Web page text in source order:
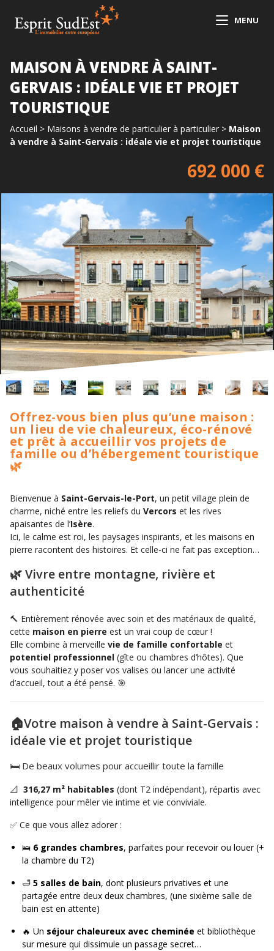
MENU
MAISON À VENDRE À SAINT-
GERVAIS : IDÉALE VIE ET PROJET
TOURISTIQUE
Accueil > Maisons à vendre de particulier à particulier > Maison
à vendre à Saint-Gervais : idéale vie et projet touristique
692 000 €
Offrez-vous bien plus qu’une maison :
un lieu de vie chaleureux, éco-rénové
et prêt à accueillir vos projets de
famille ou d’hébergement touristique
🌿
Bienvenue à Saint-Gervais-le-Port, un petit village plein de
charme, niché entre les reliefs du Vercors et les rives
apaisantes de l’Isère.
Ici, le calme est roi, les paysages inspirants, et les maisons en
pierre racontent des histoires. Et celle-ci ne fait pas exception…
🌿 Vivre entre montagne, rivière et
authenticité
🔨 Entièrement rénovée avec soin et des matériaux de qualité,
cette maison en pierre est un vrai coup de cœur !
Elle combine à merveille vie de famille confortable et
potentiel professionnel (gîte ou chambres d’hôtes). Que
vous souhaitiez y poser vos valises ou lancer une activité
d’accueil, tout a été pensé. 🎯
🏠Votre maison à vendre à Saint-Gervais :
idéale vie et projet touristique
🛏️ De beaux volumes pour accueillir toute la famille
📐 316,27 m² habitables (dont T2 indépendant), répartis avec
intelligence pour mêler vie intime et vie conviviale.
✅ Ce que vous allez adorer :
🛌 6 grandes chambres, parfaites pour recevoir ou louer (+
la chambre du T2)
🛁 5 salles de bain, dont plusieurs privatives et une
partagée entre deux deux chambres, (une sixième salle de
bain est en attente)
🔥 Un séjour chaleureux avec cheminée et bibliothèque
sur mesure qui dissimule un passage secret…